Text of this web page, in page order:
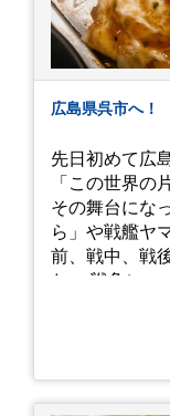
広島県呉市へ！
先日初めて広
「この世界の
その舞台になっている呉
ら」や戦艦ヤ
前、戦中、戦
た。 戦争についての情報は胸の痛む内容もありま
て本当に良かったです！ そ
さん。 写真
土産たち。 お
ね！ 広島